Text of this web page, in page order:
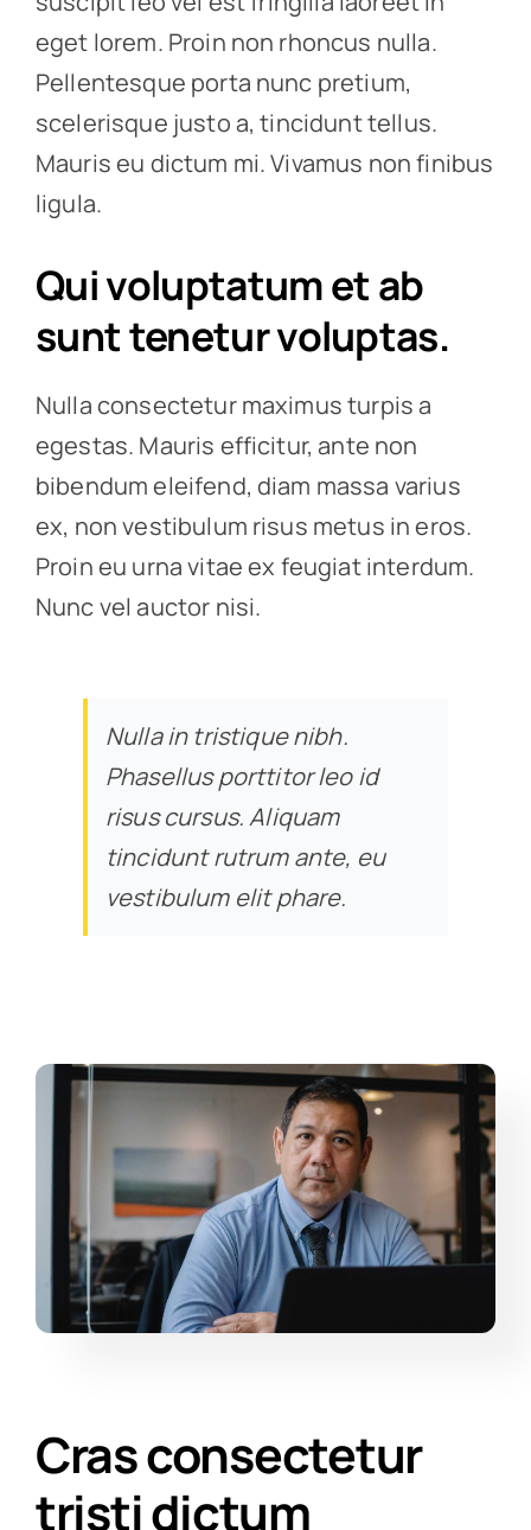
eget lorem. Proin non rhoncus nulla.
Pellentesque porta nunc pretium,
scelerisque justo a, tincidunt tellus.
Mauris eu dictum mi. Vivamus non finibus
ligula.
Qui voluptatum et ab
sunt tenetur voluptas.
Nulla consectetur maximus turpis a
egestas. Mauris efficitur, ante non
bibendum eleifend, diam massa varius
ex, non vestibulum risus metus in eros.
Proin eu urna vitae ex feugiat interdum.
Nunc vel auctor nisi.
Nulla in tristique nibh.
Phasellus porttitor leo id
risus cursus. Aliquam
tincidunt rutrum ante, eu
vestibulum elit phare.
Cras consectetur
tristi dictum